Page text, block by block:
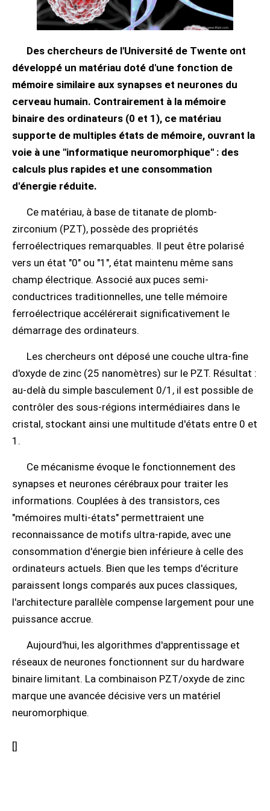
Des chercheurs de l'Université de Twente ont
développé un matériau doté d'une fonction de
mémoire similaire aux synapses et neurones du
cerveau humain. Contrairement à la mémoire
binaire des ordinateurs (0 et 1), ce matériau
supporte de multiples états de mémoire, ouvrant la
voie à une "informatique neuromorphique" : des
calculs plus rapides et une consommation
d'énergie réduite.
Ce matériau, à base de titanate de plomb-
zirconium (PZT), possède des propriétés
ferroélectriques remarquables. Il peut être polarisé
vers un état "0" ou "1", état maintenu même sans
champ électrique. Associé aux puces semi-
conductrices traditionnelles, une telle mémoire
ferroélectrique accélérerait significativement le
démarrage des ordinateurs.
Les chercheurs ont déposé une couche ultra-fine
d'oxyde de zinc (25 nanomètres) sur le PZT. Résultat :
au-delà du simple basculement 0/1, il est possible de
contrôler des sous-régions intermédiaires dans le
cristal, stockant ainsi une multitude d'états entre 0 et
1.
Ce mécanisme évoque le fonctionnement des
synapses et neurones cérébraux pour traiter les
informations. Couplées à des transistors, ces
"mémoires multi-états" permettraient une
reconnaissance de motifs ultra-rapide, avec une
consommation d'énergie bien inférieure à celle des
ordinateurs actuels. Bien que les temps d'écriture
paraissent longs comparés aux puces classiques,
l'architecture parallèle compense largement pour une
puissance accrue.
Aujourd'hui, les algorithmes d'apprentissage et
réseaux de neurones fonctionnent sur du hardware
binaire limitant. La combinaison PZT/oxyde de zinc
marque une avancée décisive vers un matériel
neuromorphique.
[]